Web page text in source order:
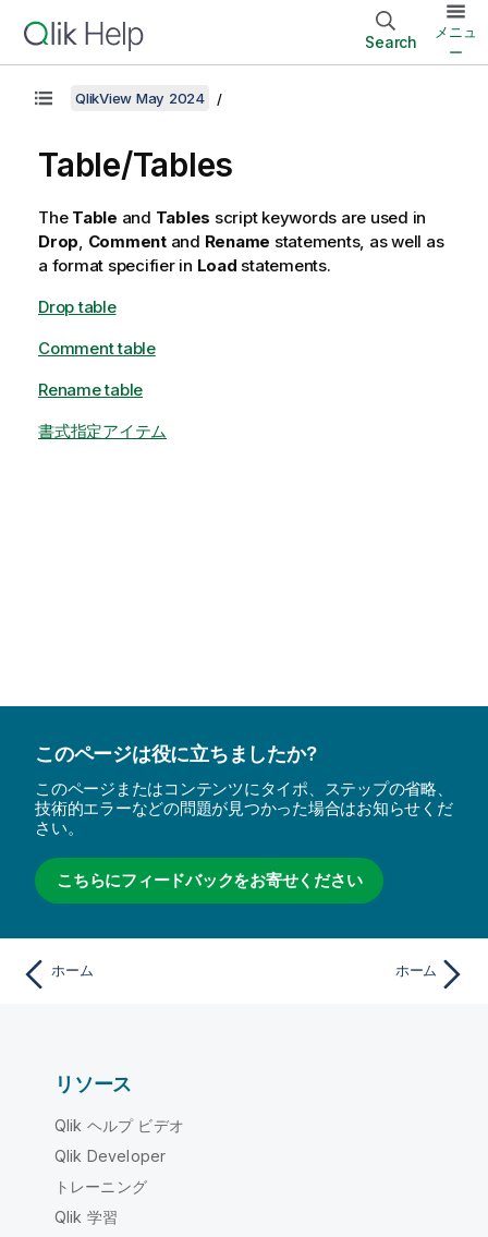
Search
メニュ
ー
QlikView May 2024
Table/Tables
The Table and Tables script keywords are used in
Drop, Commentand Rename statements, as well as
a format specifier in Load statements.
Drop table
Comment table
Rename table
書式指定アイテム
このページは役に立ちましたか?
このページまたはコンテンツにタイポ、ステップの省略、
技術的エラーなどの問題が見つかった場合はお知らせくだ
さい。
こちらにフィードバックをお寄せください
ホーム ホーム
リソース
Qlik ヘルプ ビデオ
Qlik Developer
トレーニング
Qlik 学習